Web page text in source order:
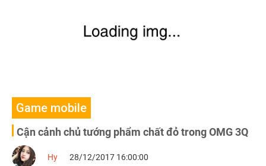
Game mobile
Cận cảnh chủ tướng phẩm chất đỏ trong OMG 3Q
Hy 28/12/2017 16:00:00